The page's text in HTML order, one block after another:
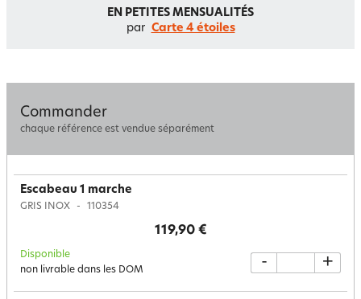
EN PETITES MENSUALITÉS
par Carte 4 étoiles
Commander
chaque référence est vendue séparément
Escabeau 1 marche
GRIS INOX 110354
119,90 €
Disponible
non livrable dans les DOM
- +